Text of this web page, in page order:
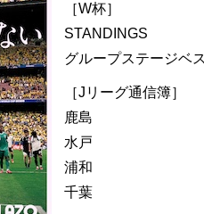
［W杯］
STANDINGS
グループステージベ
［Jリーグ通信簿］
鹿島
水戸
浦和
千葉